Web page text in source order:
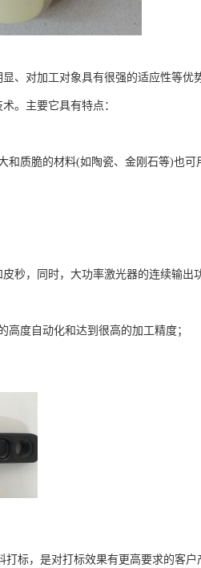
、对加工对象具有很强的适应性等优
。主要它具有特点：
和质脆的材料(如陶瓷、金刚石等)也可
秒，同时，大功率激光器的连续输出
度自动化和达到很高的加工精度；
标，是对打标效果有更高要求的客